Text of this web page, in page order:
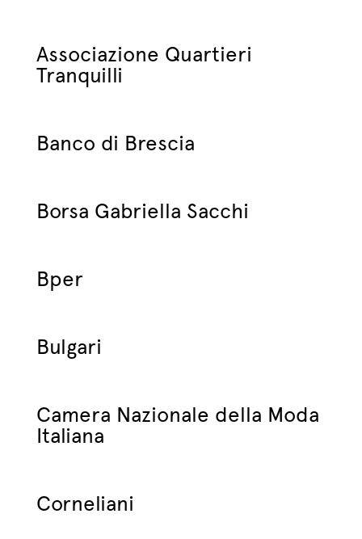
Associazione Quartieri
Tranquilli
Banco di Brescia
Borsa Gabriella Sacchi
Bper
Bulgari
Camera Nazionale della Moda
Italiana
Corneliani